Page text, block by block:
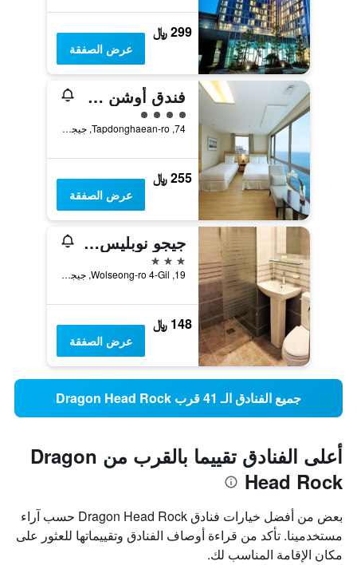
299 ﷼
عرض الصفقة
فندق أوشن سويتس جيجو
تقييم فئة 4
74, Tapdonghaean-ro, جيجو, كوريا الجنوبية
255 ﷼
عرض الصفقة
جيجو نوبليس توريست هوتل
3 نجوم
19, Wolseong-ro 4-Gil, جيجو, كوريا الجنوبية
148 ﷼
عرض الصفقة
جميع الفنادق الـ 41 قرب Dragon Head Rock
أعلى الفنادق تقييما بالقرب من Dragon
Head Rock
بعض من أفضل خيارات فنادق Dragon Head Rock حسب آراء
مستخدمينا. تأكد من قراءة أوصاف الفنادق وتقييماتها للعثور على
مكان الإقامة المناسب لك.